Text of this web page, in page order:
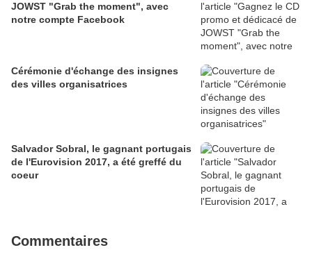
JOWST "Grab the moment", avec
notre compte Facebook
Cérémonie d'échange des insignes
des villes organisatrices
Salvador Sobral, le gagnant portugais
de l'Eurovision 2017, a été greffé du
coeur
Commentaires